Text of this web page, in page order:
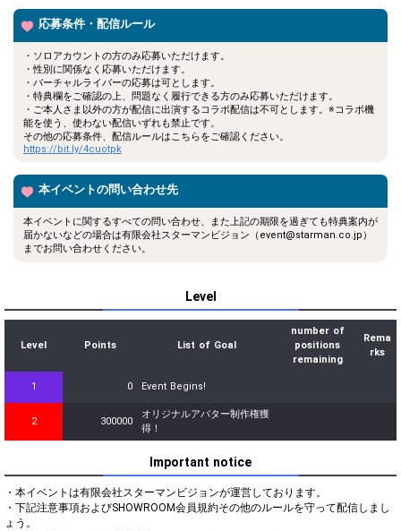
応募条件・配信ルール
・ソロアカウントの方のみ応募いただけます。
・性別に関係なく応募いただけます。
・バーチャルライバーの応募は可とします。
・特典欄をご確認の上、問題なく履行できる方のみ応募いただけます。
・ご本人さま以外の方が配信に出演するコラボ配信は不可とします。※コラボ機
能を使う、使わない配信いずれも禁止です。
その他の応募条件、配信ルールはこちらをご確認ください。
https://bit.ly/4cuotpk
本イベントの問い合わせ先
本イベントに関するすべての問い合わせ、また上記の期限を過ぎても特典案内が
届かないなどの場合は有限会社スターマンビジョン（event@starman.co.jp）
までお問い合わせください。
Level
Level Points List of Goal
number of
positions
remaining
Rema
rks
1 0 Event Begins!
2 300000
オリジナルアバター制作権獲
得！
Important notice
・本イベントは有限会社スターマンビジョンが運営しております。
・下記注意事項およびSHOWROOM会員規約その他のルールを守って配信しまし
ょう。